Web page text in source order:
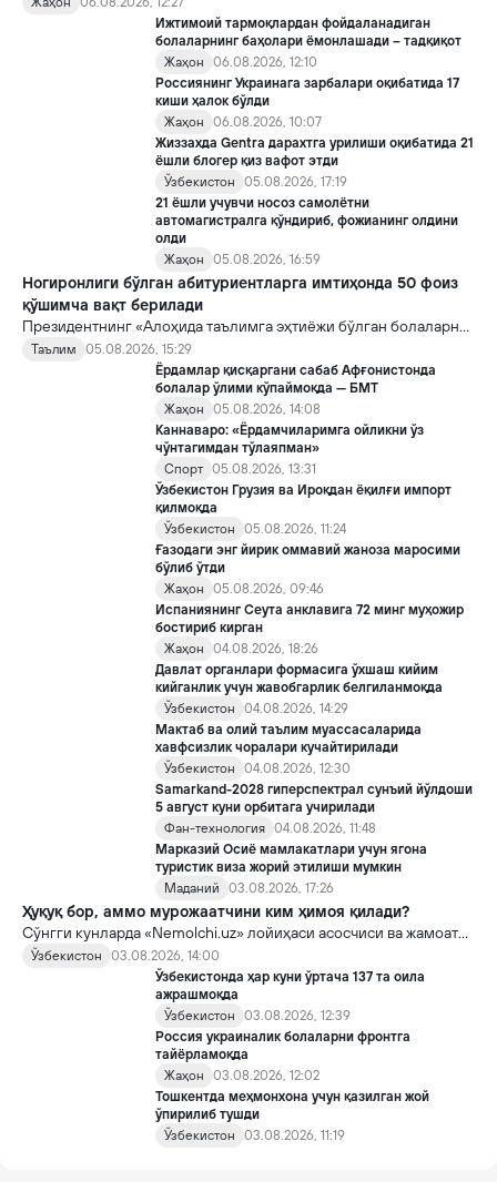
қоидалар кучга киради.Ижтимоий тармоқлардан фойдаланадиган
болаларнинг баҳолари ёмонлашади – тадқиқот
Жаҳон
06.08.2026, 12:10
Россиянинг Украинага зарбалари оқибатида 17
киши ҳалок бўлди
Жаҳон
06.08.2026, 10:07
Жиззахда Gentra дарахтга урилиши оқибатида 21
ёшли блогер қиз вафот этди
Ўзбекистон
05.08.2026, 17:19
21 ёшли учувчи носоз самолётни
автомагистралга қўндириб, фожианинг олдини
олди
Жаҳон
05.08.2026, 16:59
Ногиронлиги бўлган абитуриентларга имтиҳонда 50 фоиз
қўшимча вақт берилади
Президентнинг «Алоҳида таълимга эҳтиёжи бўлган болаларни
таълим ва ижтимоий хизматлар билан қамраб олиш тизимини
такомиллаштириш бўйича қўшимча чора-тадбирлар
тўғрисида»ги қарори билан инклюзив таълим соҳасида қатор
янги механизмлар жорий этилади.
Таълим
05.08.2026, 15:29
Ёрдамлар қисқаргани сабаб Афғонистонда
болалар ўлими кўпаймоқда — БМТ
Жаҳон
05.08.2026, 14:08
Каннаваро: «Ёрдамчиларимга ойликни ўз
чўнтагимдан тўлаяпман»
Спорт 05.08.2026, 13:31
Ўзбекистон Грузия ва Ироқдан ёқилғи импорт
қилмоқда
Ўзбекистон
05.08.2026, 11:24
Ғазодаги энг йирик оммавий жаноза маросими
бўлиб ўтди
Жаҳон
05.08.2026, 09:46
Испаниянинг Сеута анклавига 72 минг муҳожир
бостириб кирган
Жаҳон
04.08.2026, 18:26
Давлат органлари формасига ўхшаш кийим
кийганлик учун жавобгарлик белгиланмоқда
Ўзбекистон
04.08.2026, 14:29
Мактаб ва олий таълим муассасаларида
хавфсизлик чоралари кучайтирилади
Ўзбекистон
04.08.2026, 12:30
Samarkand-2028 гиперспектрал сунъий йўлдоши
5 август куни орбитага учирилади
Фан-технология 04.08.2026, 11:48
Марказий Осиё мамлакатлари учун ягона
туристик виза жорий этилиши мумкин
Маданий
03.08.2026, 17:26
Ҳуқуқ бор, аммо мурожаатчини ким ҳимоя қилади?
Сўнгги кунларда «Nemolchi.uz» лойиҳаси асосчиси ва жамоат
фаоли Ирина Матвиенко билан боғлиқ воқеа жамоатчиликда
кенг муҳокама қилинмоқда.
Ўзбекистон
03.08.2026, 14:00
Ўзбекистонда ҳар куни ўртача 137 та оила
ажрашмоқда
Ўзбекистон
03.08.2026, 12:39
Россия украиналик болаларни фронтга
тайёрламоқда
Жаҳон
03.08.2026, 12:02
Тошкентда меҳмонхона учун қазилган жой
ўпирилиб тушди
Ўзбекистон
03.08.2026, 11:19